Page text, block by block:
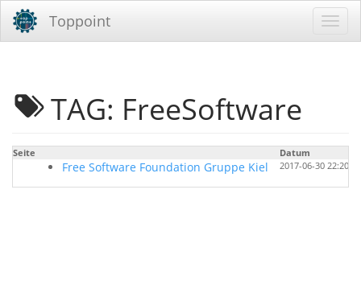
Toppoint
TAG: FreeSoftware
Seite Datum
Free Software Foundation Gruppe Kiel 2017-06-30 22:20